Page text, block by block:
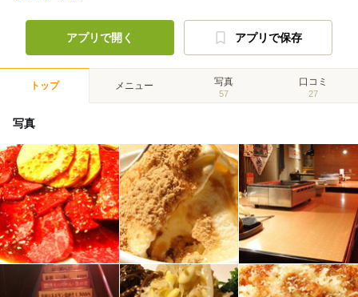
アプリで開く アプリで保存
トップ メニュー 写真
57
口コミ
27
写真